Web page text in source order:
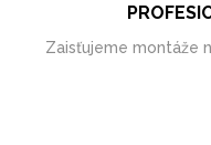
Zaisťujeme montáže